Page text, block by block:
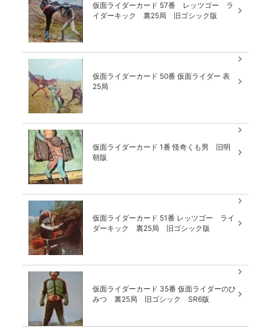
仮面ライダーカード 57番 レッツゴー ラ
イダーキック 裏25局 旧ゴシック版
仮面ライダーカード 50番 仮面ライダー 表
25局
仮面ライダーカード 1番 怪奇くも男 旧明
朝版
仮面ライダーカード 51番 レッツゴー ライ
ダーキック 裏25局 旧ゴシック版
仮面ライダーカード 35番 仮面ライダーのひ
みつ 裏25局 旧ゴシック SR6版